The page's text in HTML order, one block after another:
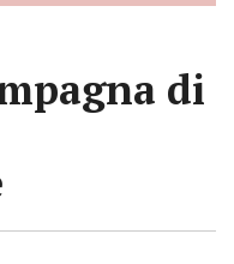
di